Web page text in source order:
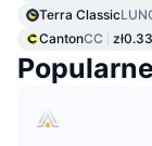
Terra Classic
CantonCC
Popularne